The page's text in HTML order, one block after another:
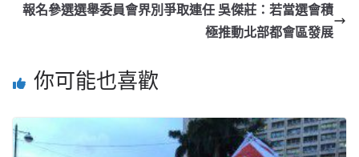
報名參選選舉委員會界別爭取連任 吳傑莊：若當選會積
極推動北部都會區發展
你可能也喜歡